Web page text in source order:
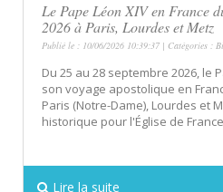
Le Pape Léon XIV en France
2026 à Paris, Lourdes et Metz
Publié le : 10/06/2026 10:39:37 | Catégories :
Du 25 au 28 septembre 2026, le
son voyage apostolique en
Paris (Notre-Dame), Lourdes et
historique pour l'Église de
Lire la suite